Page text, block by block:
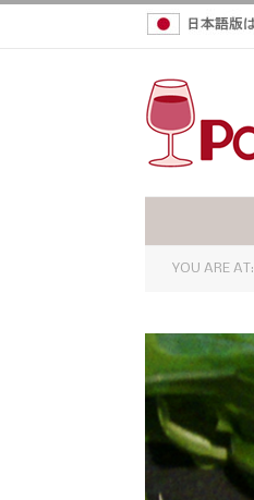
YOU ARE AT: